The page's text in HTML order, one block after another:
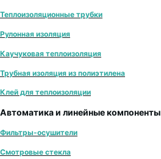
Теплоизоляционные трубки
Рулонная изоляция
Каучуковая теплоизоляция
Трубная изоляция из полиэтилена
Клей для теплоизоляции
Автоматика и линейные компоненты
Фильтры-осушители
Смотровые стекла